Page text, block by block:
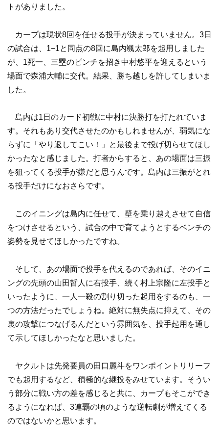
トがありました。
カープは現状8回を任せる投手が決まっていません。3日
の試合は、1−1と同点の8回に島内颯太郎を起用しました
が、1死一、三塁のピンチを招き中村悠平を迎えるという
場面で森浦大輔に交代。結果、勝ち越しを許してしまいま
した。
島内は1日のカード初戦に中村に決勝打を打たれていま
す。それもあり交代させたのかもしれませんが、弱気にな
らずに「やり返してこい！」と最後まで投げ切らせてほし
かったなと感じました。打者からすると、あの場面は三振
を狙ってくる投手が嫌だと思うんです。島内は三振がとれ
る投手だけになおさらです。
このイニングは島内に任せて、壁を乗り越えさせて自信
をつけさせるという、試合の中で育てようとするベンチの
姿勢を見せてほしかったですね。
そして、あの場面で投手を代えるのであれば、そのイニ
ングの先頭の山田哲人に右投手、続く村上宗隆に左投手と
いったように、一人一殺の割り切った起用をするのも、一
つの方法だったでしょうね。絶対に無失点に抑えて、その
裏の攻撃につなげるんだという雰囲気を、投手起用を通し
て示してほしかったなと思いました。
ヤクルトは先発要員の田口麗斗をワンポイントリリーフ
でも起用するなど、積極的な継投をみせています。そうい
う部分に戦い方の差を感じると共に、カープもそこができ
るようになれば、3連覇の頃のような逆転劇が増えてくる
のではないかと思います。